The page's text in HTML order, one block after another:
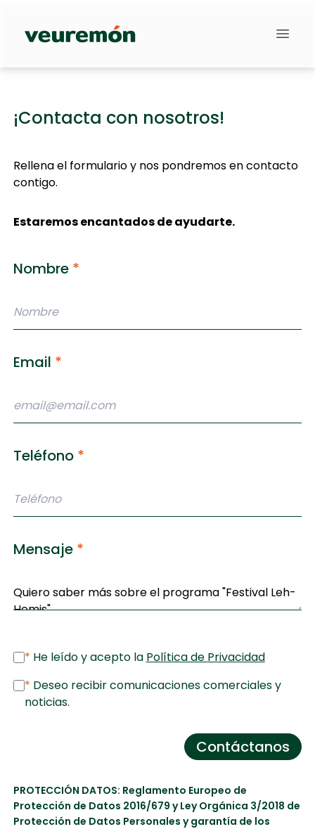
Your Company
¡Contacta con nosotros!
Rellena el formulario y nos pondremos en contacto
contigo.
Estaremos encantados de ayudarte.
Nombre *
Email *
Teléfono *
Mensaje *
* He leído y acepto la Política de Privacidad
* Deseo recibir comunicaciones comerciales y
noticias.
Contáctanos
PROTECCIÓN DATOS: Reglamento Europeo de
Protección de Datos 2016/679 y Ley Orgánica 3/2018 de
Protección de Datos Personales y garantía de los